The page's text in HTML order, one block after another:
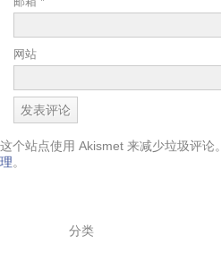
网站
这个站点使用 Akismet 来减少垃圾评论。
理。
分类